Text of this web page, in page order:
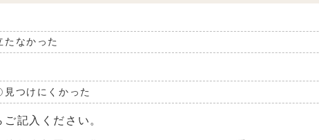
たなかった
見つけにくかった
記入ください。